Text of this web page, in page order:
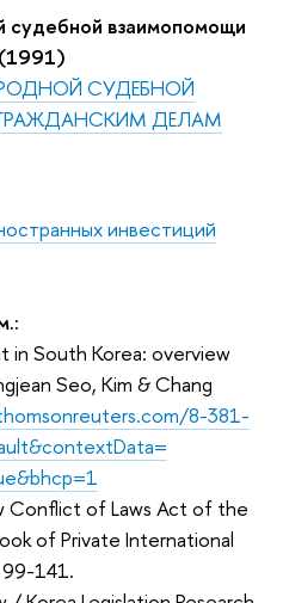
взаимопомощи
СУДЕБНОЙ
ДЕЛАМ
инвестиций
in South Korea: overview
Seo, Kim & Chang
8-381-
Conflict of Laws Act of the
of Private International
99-141.